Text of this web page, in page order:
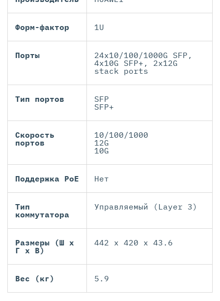
Форм-фактор 1U
Порты
24x10/100/1000G SFP,
4x10G SFP+, 2x12G
stack ports
Тип портов
SFP
SFP+
Скорость
портов
10/100/1000
12G
10G
Поддержка PoE Нет
Тип
коммутатора
Управляемый (Layer 3)
Размеры (Ш х
Г х В)
442 x 420 x 43.6
Вес (кг) 5.9